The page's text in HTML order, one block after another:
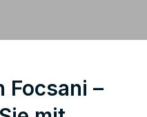
Focsani –